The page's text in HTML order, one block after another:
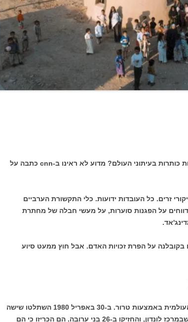
איך קורה שכל העובדות הללו אינן תופסות כותרות בעיתוני העולם? מדוע לא ראינו ב-cnn כתבה על
זרים. כל העובדות ידועות. כלי התקשורת הערביים
על הפגנות סוערות, על מעשי חבלה של מחתרת
בקובלנה על הפרת זכויות האדם. אבל חוץ ממעט סיוע
פעם אחת פרצו החוזיסטאנים לתודעה העולמית באמצעות טרור. ב-30 באפריל 1980 השתלטו שישה
אנשים חמושים על בנין שגרירות איראן שבמרכז לונדון, והחזיקו ב-26 בני ערובה. הם הכריזו כי הם